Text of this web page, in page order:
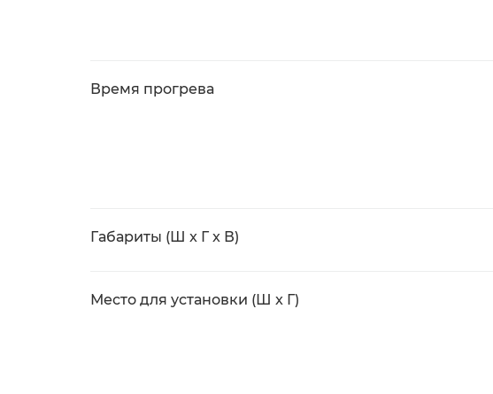
Время прогрева
Габариты (Ш x Г x В)
Место для установки (Ш x Г)